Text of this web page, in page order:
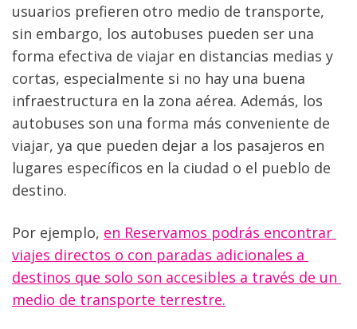
usuarios prefieren otro medio de transporte,
sin embargo, los autobuses pueden ser una
forma efectiva de viajar en distancias medias y
cortas, especialmente si no hay una buena
infraestructura en la zona aérea. Además, los
autobuses son una forma más conveniente de
viajar, ya que pueden dejar a los pasajeros en
lugares específicos en la ciudad o el pueblo de
destino.
Por ejemplo, en Reservamos podrás encontrar
viajes directos o con paradas adicionales a
destinos que solo son accesibles a través de un
medio de transporte terrestre.